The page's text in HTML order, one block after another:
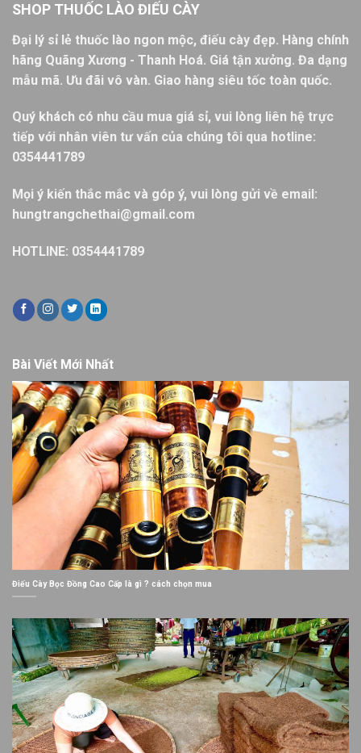
SHOP THUỐC LÀO ĐIẾU CÀY
Đại lý sỉ lẻ thuốc lào ngon mộc, điếu cày đẹp. Hàng chính
hãng Quãng Xương - Thanh Hoá. Giá tận xưởng. Đa dạng
mẫu mã. Ưu đãi vô vàn. Giao hàng siêu tốc toàn quốc.
Quý khách có nhu cầu mua giá sỉ, vui lòng liên hệ trực
tiếp với nhân viên tư vấn của chúng tôi qua hotline:
0354441789
Mọi ý kiến thắc mắc và góp ý, vui lòng gửi về email:
hungtrangchethai@gmail.com
HOTLINE: 0354441789
Bài Viết Mới Nhất
Điếu Cày Bọc Đồng Cao Cấp là gì ? cách chọn mua